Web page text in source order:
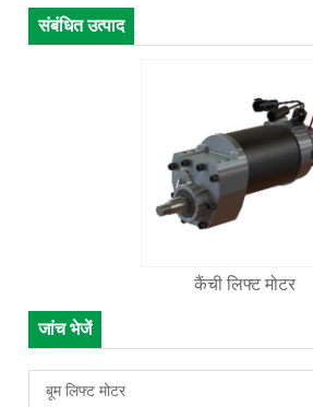
संबंधित उत्पाद
कैंची लिफ्ट मोटर
जांच भेजें